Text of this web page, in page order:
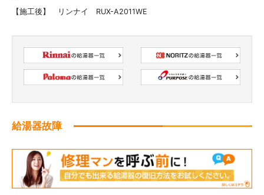
【施工後】 リンナイ RUX-A2011WE
給湯器故障